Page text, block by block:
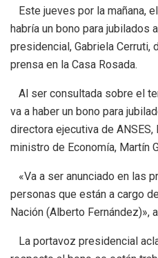
Este jueves por la mañana,
habría un bono para jubilados
presidencial, Gabriela Cerruti,
prensa en la Casa Rosada.
Al ser consultada sobre el
va a haber un bono para
directora ejecutiva de ANSES,
ministro de Economía, Martín
«Va a ser anunciado en las
personas que están a cargo
Nación (Alberto Fernández)»,
La portavoz presidencial